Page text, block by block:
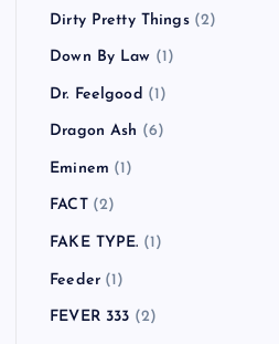
Dirty Pretty Things(2)
Down By Law (1)
Dr. Feelgood (1)
Dragon Ash (6)
Eminem (1)
FACT(2)
FAKE TYPE. (1)
Feeder(1)
FEVER 333 (2)